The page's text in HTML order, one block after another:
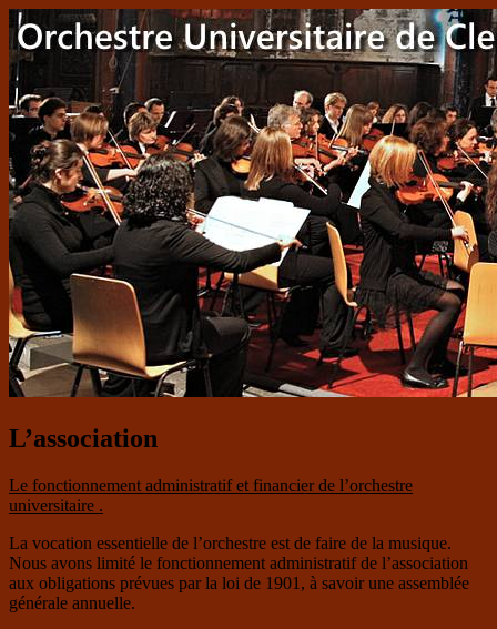
L’association
Le fonctionnement administratif et financier de l’orchestre
universitaire .
La vocation essentielle de l’orchestre est de faire de la musique.
Nous avons limité le fonctionnement administratif de l’association
aux obligations prévues par la loi de 1901, à savoir une assemblée
générale annuelle.